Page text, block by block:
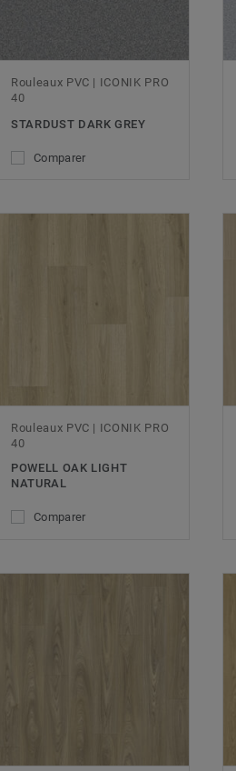
Rouleaux PVC | ICONIK PRO
40
STARDUST DARK GREY
Comparer
Rouleaux PVC | ICONIK PRO
40
POWELL OAK LIGHT
NATURAL
Comparer